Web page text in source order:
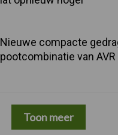
Nieuwe compacte
pootcombinatie van AVR
Toon meer